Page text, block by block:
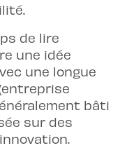
de lire
une idée
une longue
bâti
sur des